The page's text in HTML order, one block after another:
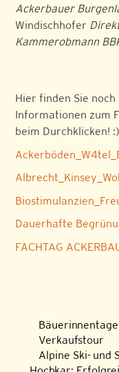
Ackerbauer
Windischhofer
Kammerobmann
Hier finden Sie
Informationen zum
beim Durchklicken! :)
Dauerhafte
FACHTAG
Verkaufstour
Alpine Ski- und